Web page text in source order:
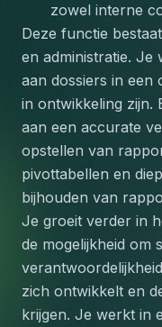
zowel interne
Deze functie
en administratie. Je
aan dossiers in een
in ontwikkeling zijn.
aan een accurate
opstellen van
pivottabellen en
bijhouden van
Je groeit verder in
de mogelijkheid om
zich ontwikkelt en
krijgen. Je werkt in